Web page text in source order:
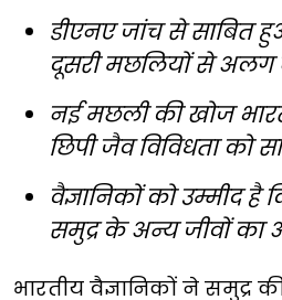
डीएनए जांच से साबित
दूसरी मछलियों से अलग
नई मछली की खोज
छिपी जैव विविधता को
वैज्ञानिकों को उम्मीद
समुद्र के अन्य जीवों का
भारतीय वैज्ञानिकों ने समुद्र